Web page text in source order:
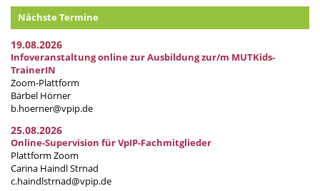
Nächste Termine
19.08.2026
Infoveranstaltung online zur Ausbildung zur/m MUTKids-
TrainerIN
Zoom-Plattform
Bärbel Hörner
b.hoerner@vpip.de
25.08.2026
Online-Supervision für VpIP-Fachmitglieder
Plattform Zoom
Carina Haindl Strnad
c.haindlstrnad@vpip.de